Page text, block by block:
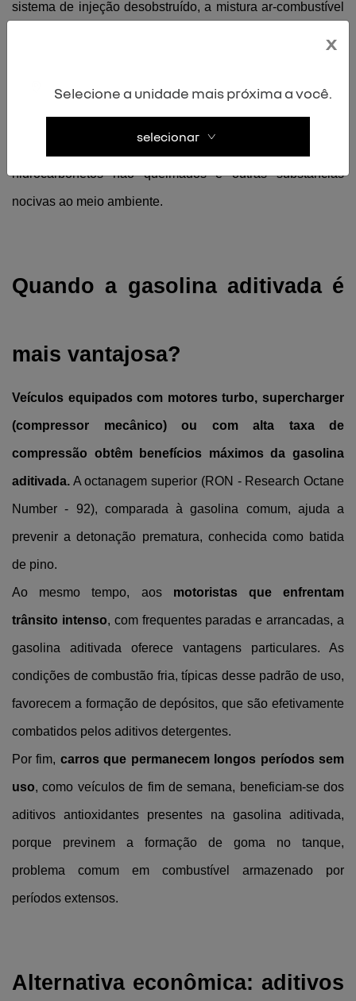
sistema de injeção desobstruído, a mistura ar-combustível
Ademais, a combustão mais completa resulta em menor
emissão de poluentes. Com a queima mais eficiente, há
redução na produção de monóxido de carbono,
hidrocarbonetos não queimados e outras substâncias
nocivas ao meio ambiente.
Quando a gasolina aditivada é
mais vantajosa?
Veículos equipados com motores turbo, supercharger
(compressor mecânico) ou com alta taxa de
compressão obtêm benefícios máximos da gasolina
aditivada. A octanagem superior (RON - Research Octane
Number - 92), comparada à gasolina comum, ajuda a
prevenir a detonação prematura, conhecida como batida
de pino.
Ao mesmo tempo, aos motoristas que enfrentam
trânsito intenso, com frequentes paradas e arrancadas, a
gasolina aditivada oferece vantagens particulares. As
condições de combustão fria, típicas desse padrão de uso,
favorecem a formação de depósitos, que são efetivamente
combatidos pelos aditivos detergentes.
Por fim, carros que permanecem longos períodos sem
uso, como veículos de fim de semana, beneficiam-se dos
aditivos antioxidantes presentes na gasolina aditivada,
porque previnem a formação de goma no tanque,
problema comum em combustível armazenado por
períodos extensos.
Alternativa econômica: aditivos
x
Selecione a unidade mais próxima a você.
selecionar